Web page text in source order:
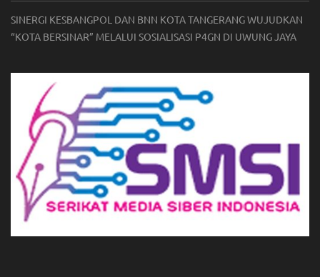
SINERGI KESBANGPOL DAN BNN KOTA TANGERANG WUJUDKAN
“KOTA BERSINAR” MELALUI SOSIALISASI P4GN DI UWUNG JAYA